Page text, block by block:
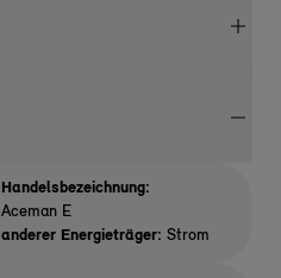
Handelsbezeichnung:
Aceman E
anderer Energieträger: Strom